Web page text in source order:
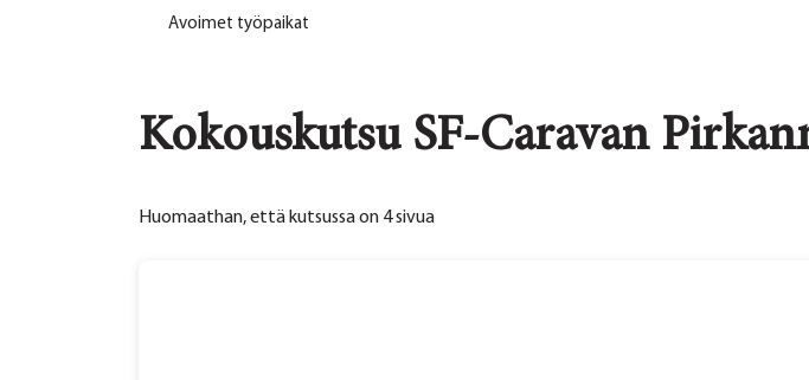
Avoimet työpaikat
Kokouskutsu SF-Caravan
Huomaathan, että kutsussa on 4 sivua